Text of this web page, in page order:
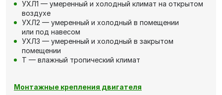
УХЛ1 — умеренный и холодный климат на открытом
воздухе
УХЛ2 — умеренный и холодный в помещении
или под навесом
УХЛ3 — умеренный и холодный в закрытом
помещении
Т — влажный тропический климат
Монтажные крепления двигателя